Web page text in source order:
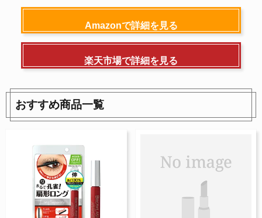
Amazonで詳細を見る
楽天市場で詳細を見る
おすすめ商品一覧